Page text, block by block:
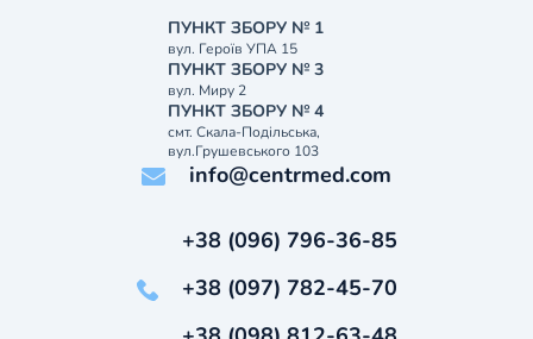
ПУНКТ ЗБОРУ № 1
вул. Героїв УПА 15
ПУНКТ ЗБОРУ № 3
вул. Миру 2
ПУНКТ ЗБОРУ № 4
смт. Скала-Подільська,
вул.Грушевського 103
info@centrmed.com
+38 (096) 796-36-85
+38 (097) 782-45-70